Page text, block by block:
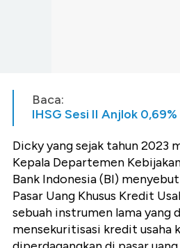
Baca:
IHSG Sesi II Anjlok
Dicky yang sejak tahun 2023
Kepala Departemen
Bank Indonesia (BI)
Pasar Uang Khusus Kredit
sebuah instrumen lama yang
mensekuritisasi kredit usaha